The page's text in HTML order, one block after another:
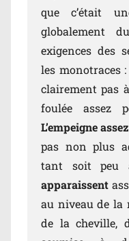
que c’était
globalement
exigences des
les monotraces
clairement pas
foulée assez
L’empeigne
pas non plus
tant soit peu
apparaissent
au niveau de la
de la cheville,